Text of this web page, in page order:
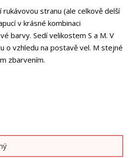
stranu (ale celkově delší
v krásné kombinaci
barvy. Sedí velikostem S a M. V
o vzhledu na postavě vel. M stejné
zbarvením.